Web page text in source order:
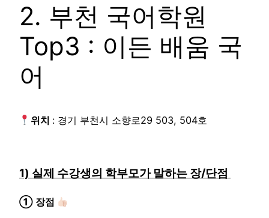
2. 부천 국어학원
Top3 : 이든 배움 국
어
위치 : 경기 부천시 소향로29 503, 504호
1) 실제 수강생의 학부모가 말하는 장/단점
① 장점